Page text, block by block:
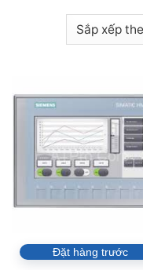
Đặt hàng trước